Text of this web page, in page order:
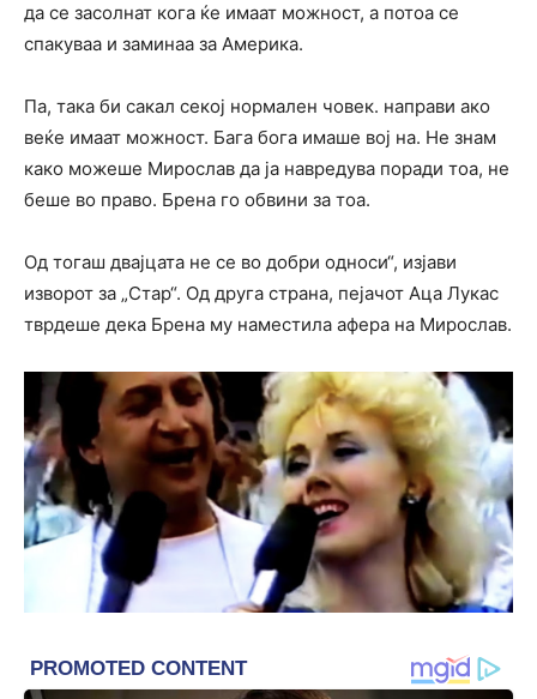
да се засолнат кога ќе имаат можност, а потоа се
спакуваа и заминаа за Америка.
Па, така би сакал секој нормален човек. направи ако
веќе имаат можност. Бага бога имаше вој на. Не знам
како можеше Мирослав да ја навредува поради тоа, не
беше во право. Брена го обвини за тоа.
Од тогаш двајцата не се во добри односи“, изјави
изворот за „Стар“. Од друга страна, пејачот Аца Лукас
тврдеше дека Брена му наместила афера на Мирослав.